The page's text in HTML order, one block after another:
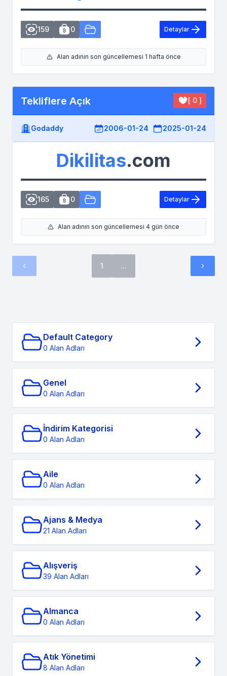
159 0 Detaylar
Alan adının son güncellemesi 1 hafta önce
Tekliflere Açık [ 0 ]
Godaddy 2006-01-24 2025-01-24
Dikilitas.com
165 0 Detaylar
Alan adının son güncellemesi 4 gün önce
1 ...
Default Category
0 Alan Adları
Genel
0 Alan Adları
İndirim Kategorisi
0 Alan Adları
Aile
0 Alan Adları
Ajans & Medya
21 Alan Adları
Alışveriş
39 Alan Adları
Almanca
0 Alan Adları
Atık Yönetimi
8 Alan Adları